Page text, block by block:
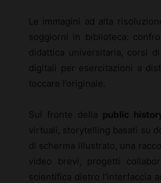
Le immagini ad alta
soggiorni in biblioteca:
didattica universitaria, corsi
digitali per esercitazioni a
toccare l’originale.
Sul fronte della public
virtuali, storytelling basati su
di scherma illustrato, una
video brevi, progetti
scientifica dietro l’interfaccia